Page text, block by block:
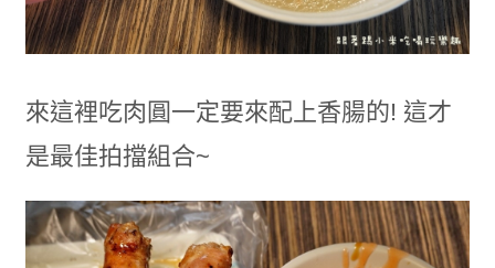
來這裡吃肉圓一定要來配上香腸的! 這才
是最佳拍擋組合~